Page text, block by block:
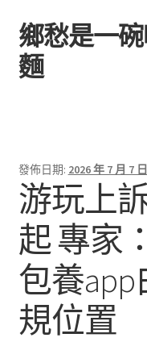
跳
至
導
跳
至
主
鄉愁是一
麵
發佈日期: 2026 年 7 月 7 日
游玩上
起 專家
包養
規位置